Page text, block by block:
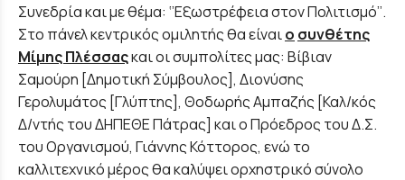
Συνεδρία και με θέμα: ‘’Εξωστρέφεια στον Πολιτισμό’’.
Στο πάνελ κεντρικός ομιλητής θα είναιο συνθέτης
Μίμης Πλέσσαςκαι οι συμπολίτες μας: Βίβιαν
Σαμούρη [Δημοτική Σύμβουλος], Διονύσης
Γερολυμάτος [Γλύπτης], Θοδωρής Αμπαζής [Καλ/κός
Δ/ντής του ΔΗΠΕΘΕ Πάτρας] και ο Πρόεδρος του Δ.Σ.
του Οργανισμού, Γιάννης Κόττορος, ενώ το
καλλιτεχνικό μέρος θα καλύψει ορχηστρικό σύνολο